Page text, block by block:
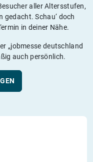
aller Altersstufen,
Schau‘ doch
in deiner Nähe.
„jobmesse deutschland
auch persönlich.